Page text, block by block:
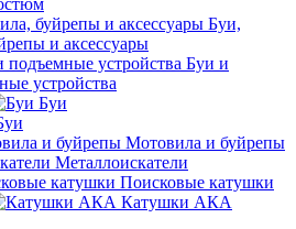
Буи,
и аксессуары
Буи и
устройства
Буи
Мотовила и буйрепы
Металлоискатели
Поисковые катушки
Катушки АКА